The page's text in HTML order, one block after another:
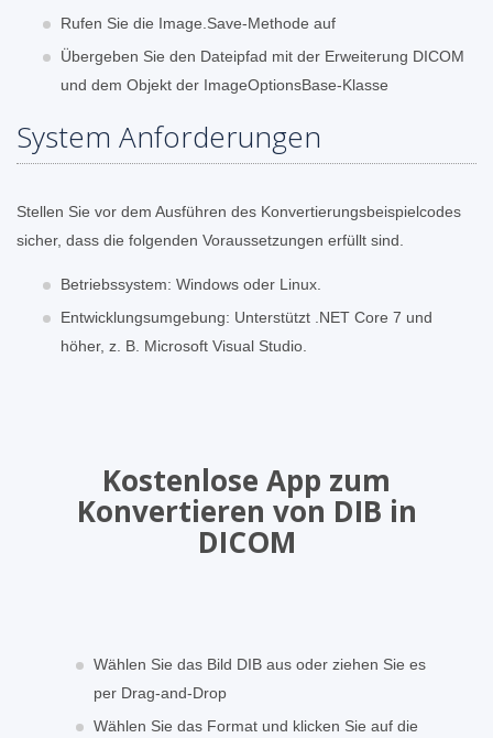
Rufen Sie die Image.Save-Methode auf
Übergeben Sie den Dateipfad mit der Erweiterung DICOM
und dem Objekt der ImageOptionsBase-Klasse
System Anforderungen
Stellen Sie vor dem Ausführen des Konvertierungsbeispielcodes
sicher, dass die folgenden Voraussetzungen erfüllt sind.
Betriebssystem: Windows oder Linux.
Entwicklungsumgebung: Unterstützt .NET Core 7 und
höher, z. B. Microsoft Visual Studio.
Kostenlose App zum
Konvertieren von DIB in
DICOM
Wählen Sie das Bild DIB aus oder ziehen Sie es
per Drag-and-Drop
Wählen Sie das Format und klicken Sie auf die